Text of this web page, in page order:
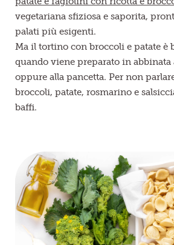
vegetariana sfiziosa e saporita,
palati più esigenti.
Ma il tortino con broccoli e patate è
quando viene preparato in abbinata
oppure alla pancetta. Per non
broccoli, patate, rosmarino e
baffi.